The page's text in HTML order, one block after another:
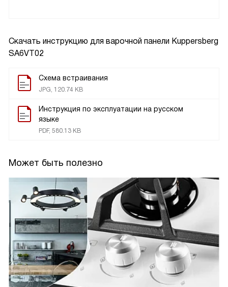
Скачать инструкцию для варочной панели Kuppersberg
SA6VT02
Схема встраивания
JPG, 120.74 KB
Инструкция по эксплуатации на русском
языке
PDF, 580.13 KB
Может быть полезно